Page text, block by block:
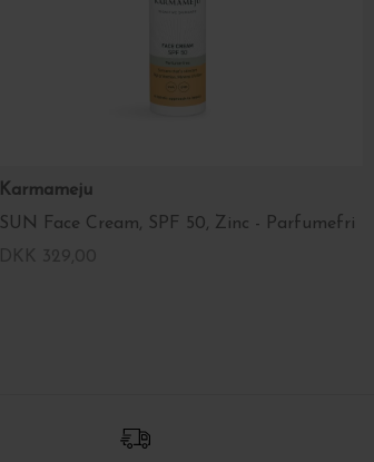
Karmameju
SUN Face Cream, SPF 50, Zinc - Parfumefri